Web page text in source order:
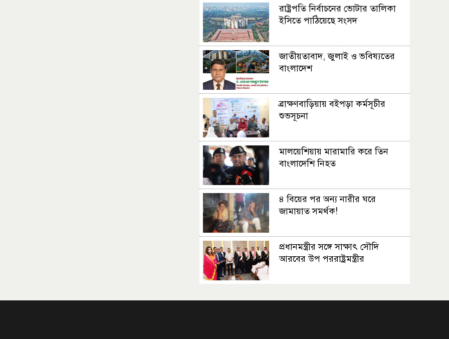
রাষ্ট্রপতি নির্বাচনের ভোটার তালিকা
ইসিতে পাঠিয়েছে সংসদ
জাতীয়তাবাদ, জুলাই ও ভবিষ্যতের
বাংলাদেশ
ব্রাক্ষণবাড়িয়ায় বইপড়া কর্মসূচীর
শুভসূচনা
মালয়েশিয়ায় মারামারি করে তিন
বাংলাদেশি নিহত
৪ বিয়ের পর অন্য নারীর ঘরে
জামায়াত সমর্থক!
প্রধানমন্ত্রীর সঙ্গে সাক্ষাৎ সৌদি
আরবের উপ পররাষ্ট্রমন্ত্রীর